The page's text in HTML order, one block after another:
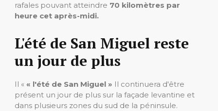
rafales pouvant atteindre 70 kilomètres par
heure cet après-midi.
L'été de San Miguel reste
un jour de plus
Il « « l'été de San Miguel » Il continuera d'être
présent un jour de plus sur la façade levantine et
dans plusieurs zones du sud de la péninsule.